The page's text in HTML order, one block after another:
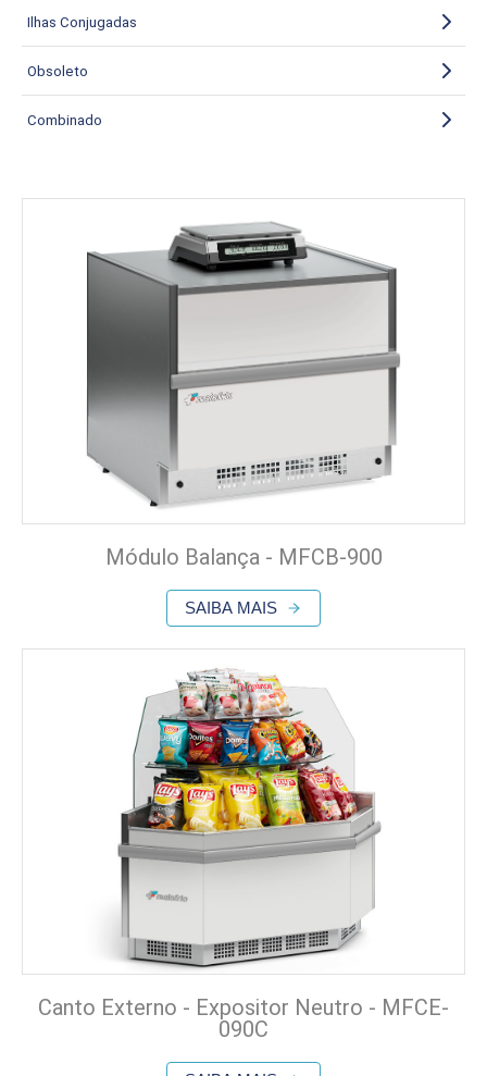
Ilhas Conjugadas
Obsoleto
Combinado
Módulo Balança - MFCB-900
SAIBA MAIS
Canto Externo - Expositor Neutro - MFCE-
090C